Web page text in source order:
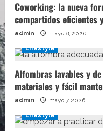
Coworking: la nueva
compartidos eficientes
admin mayo 8, 2026
Lifestyle
Alfombras lavables y
materiales y fácil
admin mayo 7, 2026
Lifestyle